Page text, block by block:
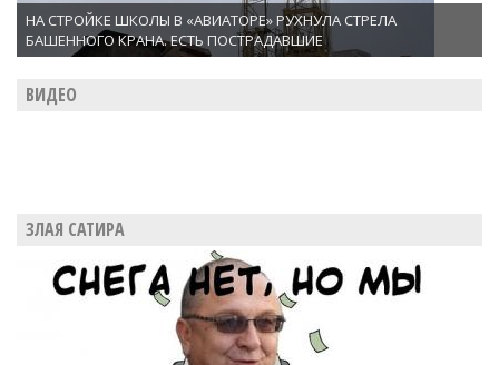
НА СТРОЙКЕ ШКОЛЫ В «АВИАТОРЕ» РУХНУЛА СТРЕЛА
БАШЕННОГО КРАНА. ЕСТЬ ПОСТРАДАВШИЕ
ВИДЕО
ЗЛАЯ САТИРА